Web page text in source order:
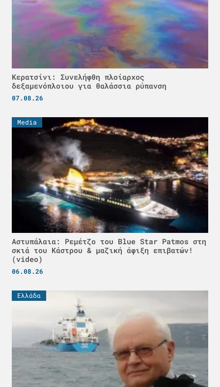
Κερατσίνι: Συνελήφθη πλοίαρχος
δεξαμενόπλοιου για θαλάσσια ρύπανση
07.08.26
Media
Αστυπάλαια: Ρεμέτζο του Blue Star Patmos στη
σκιά του Κάστρου & μαζική άφιξη επιβατών!
(video)
06.08.26
Ελλάδα